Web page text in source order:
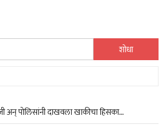
शोध
पोलिसांनी दाखवला खाकीचा हिसका…